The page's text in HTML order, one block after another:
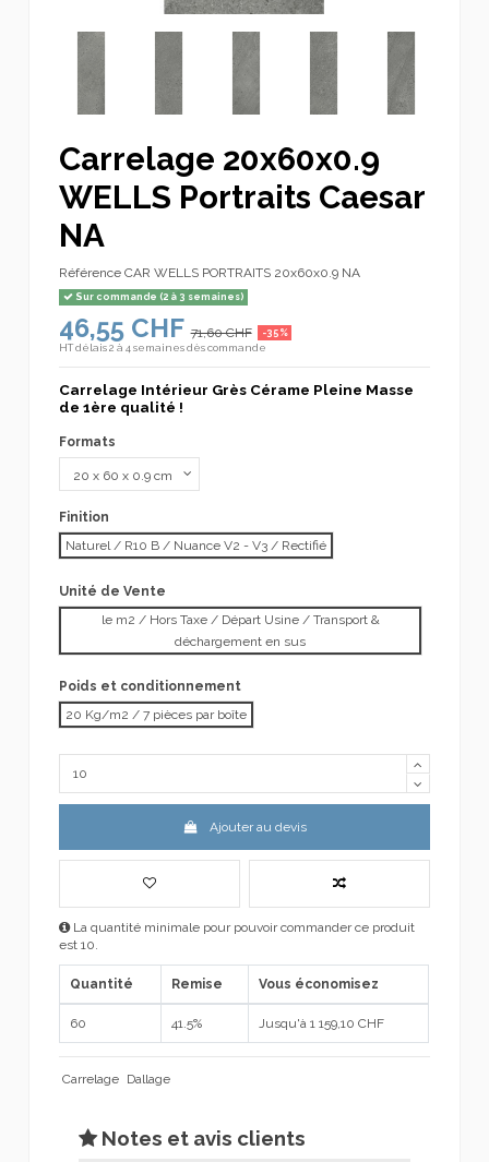
Carrelage 20x60x0.9
WELLS Portraits Caesar
NA
Référence CAR WELLS PORTRAITS 20x60x0.9 NA
Sur commande (2 à 3 semaines)
46,55 CHF 71,60 CHF -35%
HTdélais 2 à 4 semaines dès commande
Carrelage Intérieur Grès Cérame Pleine Masse
de 1ère qualité !
Formats
Finition
Naturel / R10 B / Nuance V2 - V3 / Rectifié
Unité de Vente
le m2 / Hors Taxe / Départ Usine / Transport &
déchargement en sus
Poids et conditionnement
20 Kg/m2 / 7 pièces par boîte
Ajouter au devis
La quantité minimale pour pouvoir commander ce produit
est 10.
Quantité Remise Vous économisez
60 41.5% Jusqu'à 1 159,10 CHF
Carrelage Dallage
Notes et avis clients